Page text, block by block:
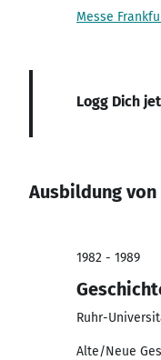
Messe
Logg Dich
Ausbildung
1982 - 1989
Ruhr-
Alte/Neue